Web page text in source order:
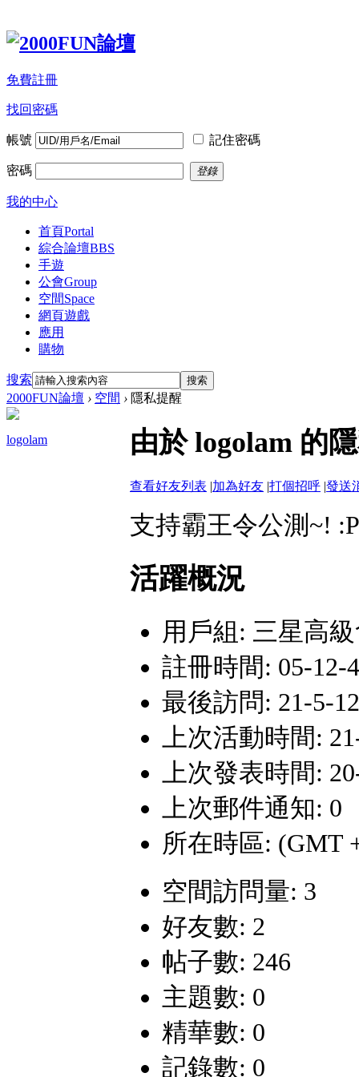
免費註冊
找回密碼
帳號 記住密碼
密碼 登錄
我的中心
首頁Portal
綜合論壇BBS
手遊
公會Group
空間Space
網頁遊戲
應用
購物
搜索 搜索
2000FUN論壇 › 空間 › 隱私提醒
logolam 由於 logolam 的
查看好友列表 |加為好友 |打個招呼 |發送
支持霸王令公測~!
活躍概況
用戶組: 三星高
註冊時間: 05-12-
最後訪問: 21-5-
上次活動時間:
上次發表時間:
上次郵件通知: 0
所在時區: (GMT
空間訪問量: 3
好友數: 2
帖子數: 246
主題數: 0
精華數: 0
記錄數: 0